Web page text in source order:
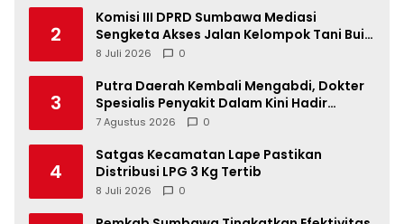
2
Komisi III DPRD Sumbawa Mediasi
Sengketa Akses Jalan Kelompok Tani Buin
Dua
8 Juli 2026 0
3
Putra Daerah Kembali Mengabdi, Dokter
Spesialis Penyakit Dalam Kini Hadir
Melayani Masyarakat Sumbawa
7 Agustus 2026 0
4
Satgas Kecamatan Lape Pastikan
Distribusi LPG 3 Kg Tertib
8 Juli 2026 0